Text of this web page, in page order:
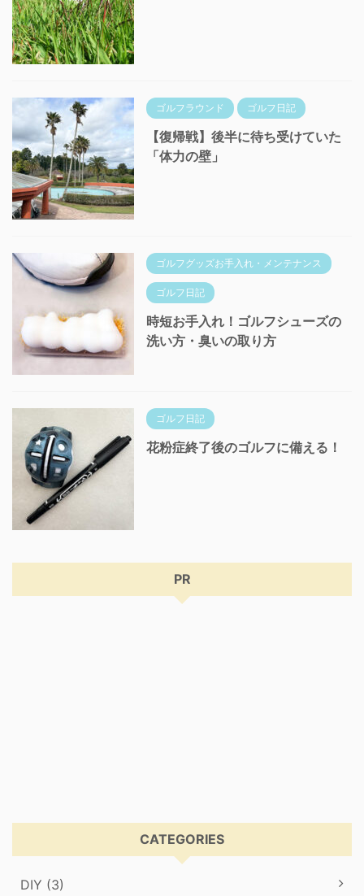
ゴルフラウンド ゴルフ日記
【復帰戦】後半に待ち受けていた
「体力の壁」
ゴルフグッズお手入れ・メンテナンス
ゴルフ日記
時短お手入れ！ゴルフシューズの
洗い方・臭いの取り方
ゴルフ日記
花粉症終了後のゴルフに備える！
PR
CATEGORIES
DIY (3)